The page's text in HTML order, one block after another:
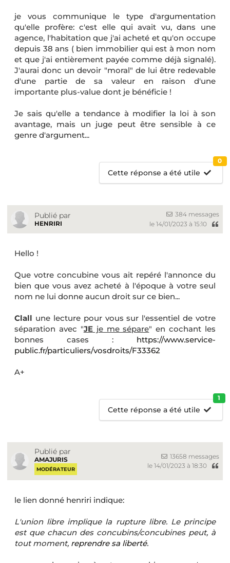
je vous communique le type d'argumentation
qu'elle profère: c'est elle qui avait vu, dans une
agence, l'habitation que j'ai acheté et qu'on occupe
depuis 38 ans ( bien immobilier qui est à mon nom
et que j'ai entièrement payée comme déjà signalé).
J'aurai donc un devoir "moral" de lui être redevable
d'une partie de sa valeur en raison d'une
importante plus-value dont je bénéficie !
Je sais qu'elle a tendance à modifier la loi à son
avantage, mais un juge peut être sensible à ce
genre d'argument...
Cette réponse a été utile
0
Publié par
HENRIRI
384 messages
le 14/01/2023 à 15:10
Hello !
Que votre concubine vous ait repéré l'annonce du
bien que vous avez acheté à l'époque à votre seul
nom ne lui donne aucun droit sur ce bien...
Clall une lecture pour vous sur l'essentiel de votre
séparation avec "JEje me sépare" en cochant les
bonnes cases : https://www.service-
public.fr/particuliers/vosdroits/F33362
A+
Cette réponse a été utile
1
Publié par
AMAJURIS
MODÉRATEUR
13658 messages
le 14/01/2023 à 18:30
le lien donné henriri indique:
L'union libre implique la rupture libre. Le principe
est que chacun des concubins/concubines peut, à
tout moment, reprendre sa liberté.